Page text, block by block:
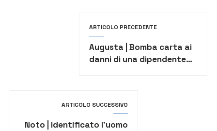
ARTICOLO PRECEDENTE
Augusta | Bomba carta ai
danni di una dipendente
ARTICOLO SUCCESSIVO
Noto | Identificato l’uomo